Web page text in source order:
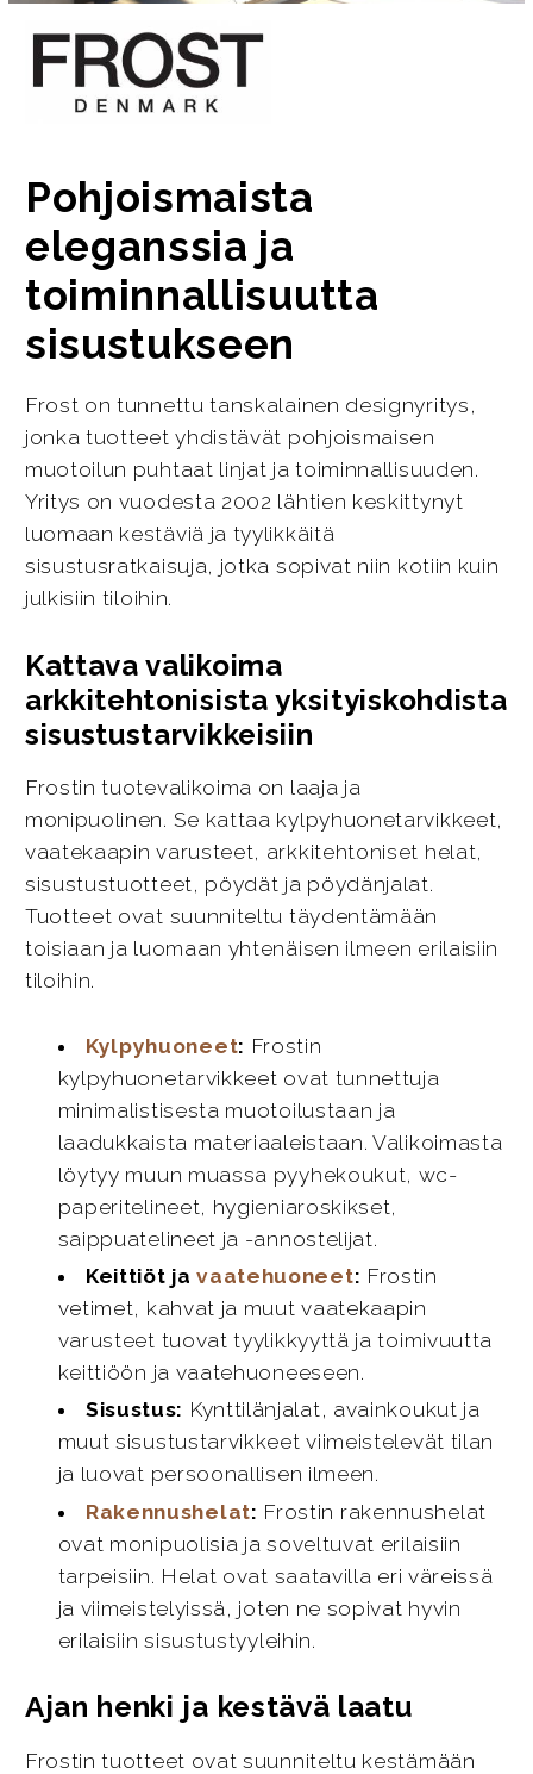
Pohjoismaista
eleganssia ja
toiminnallisuutta
sisustukseen
Frost on tunnettu tanskalainen designyritys,
jonka tuotteet yhdistävät pohjoismaisen
muotoilun puhtaat linjat ja toiminnallisuuden.
Yritys on vuodesta 2002 lähtien keskittynyt
luomaan kestäviä ja tyylikkäitä
sisustusratkaisuja, jotka sopivat niin kotiin kuin
julkisiin tiloihin.
Kattava valikoima
arkkitehtonisista yksityiskohdista
sisustustarvikkeisiin
Frostin tuotevalikoima on laaja ja
monipuolinen. Se kattaa kylpyhuonetarvikkeet,
vaatekaapin varusteet, arkkitehtoniset helat,
sisustustuotteet, pöydät ja pöydänjalat.
Tuotteet ovat suunniteltu täydentämään
toisiaan ja luomaan yhtenäisen ilmeen erilaisiin
tiloihin.
Kylpyhuoneet: Frostin
kylpyhuonetarvikkeet ovat tunnettuja
minimalistisesta muotoilustaan ja
laadukkaista materiaaleistaan. Valikoimasta
löytyy muun muassa pyyhekoukut, wc-
paperitelineet, hygieniaroskikset,
saippuatelineet ja -annostelijat.
Keittiöt javaatehuoneet: Frostin
vetimet, kahvat ja muut vaatekaapin
varusteet tuovat tyylikkyyttä ja toimivuutta
keittiöön ja vaatehuoneeseen.
Sisustus: Kynttilänjalat, avainkoukut ja
muut sisustustarvikkeet viimeistelevät tilan
ja luovat persoonallisen ilmeen.
Rakennushelat: Frostin rakennushelat
ovat monipuolisia ja soveltuvat erilaisiin
tarpeisiin. Helat ovat saatavilla eri väreissä
ja viimeistelyissä, joten ne sopivat hyvin
erilaisiin sisustustyyleihin.
Ajan henki ja kestävä laatu
Frostin tuotteet ovat suunniteltu kestämään